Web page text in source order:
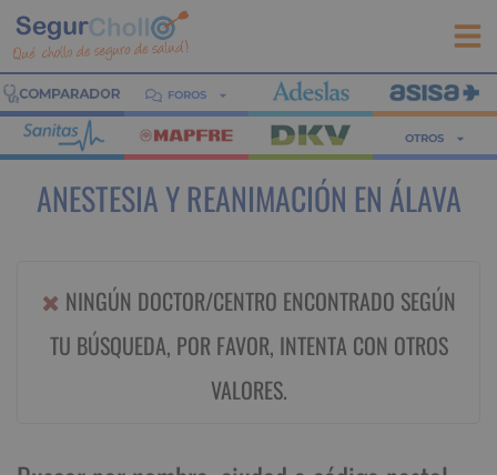
FOROS
OTROS
ANESTESIA Y REANIMACIÓN EN ÁLAVA
NINGÚN DOCTOR/CENTRO ENCONTRADO SEGÚN
TU BÚSQUEDA, POR FAVOR, INTENTA CON OTROS
VALORES.